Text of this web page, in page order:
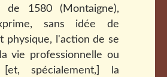
1580 (Montaigne),
sans idée de
physique, l'action de se
vie professionnelle ou
[et, spécialement,] la